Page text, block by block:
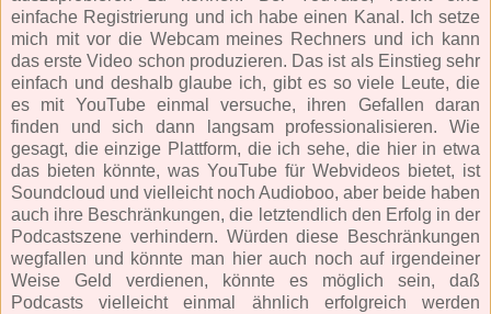
einfache Registrierung und ich habe einen Kanal. Ich setze
mich mit vor die Webcam meines Rechners und ich kann
das erste Video schon produzieren. Das ist als Einstieg sehr
einfach und deshalb glaube ich, gibt es so viele Leute, die
es mit YouTube einmal versuche, ihren Gefallen daran
finden und sich dann langsam professionalisieren. Wie
gesagt, die einzige Plattform, die ich sehe, die hier in etwa
das bieten könnte, was YouTube für Webvideos bietet, ist
Soundcloud und vielleicht noch Audioboo, aber beide haben
auch ihre Beschränkungen, die letztendlich den Erfolg in der
Podcastszene verhindern. Würden diese Beschränkungen
wegfallen und könnte man hier auch noch auf irgendeiner
Weise Geld verdienen, könnte es möglich sein, daß
Podcasts vielleicht einmal ähnlich erfolgreich werden